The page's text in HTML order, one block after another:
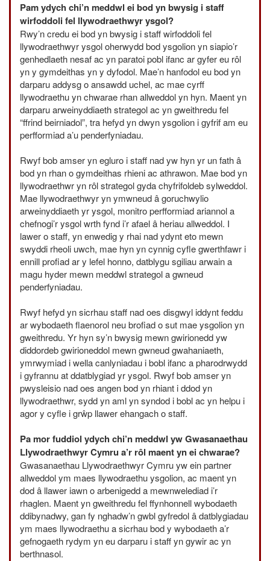
Pam ydych chi’n meddwl ei bod yn bwysig i staff
wirfoddoli fel llywodraethwyr ysgol?
Rwy’n credu ei bod yn bwysig i staff wirfoddoli fel
llywodraethwyr ysgol oherwydd bod ysgolion yn siapio’r
genhedlaeth nesaf ac yn paratoi pobl ifanc ar gyfer eu rôl
yn y gymdeithas yn y dyfodol. Mae’n hanfodol eu bod yn
darparu addysg o ansawdd uchel, ac mae cyrff
llywodraethu yn chwarae rhan allweddol yn hyn. Maent yn
darparu arweinyddiaeth strategol ac yn gweithredu fel
“ffrind beirniadol”, tra hefyd yn dwyn ysgolion i gyfrif am eu
perfformiad a’u penderfyniadau.
Rwyf bob amser yn egluro i staff nad yw hyn yr un fath â
bod yn rhan o gymdeithas rhieni ac athrawon. Mae bod yn
llywodraethwr yn rôl strategol gyda chyfrifoldeb sylweddol.
Mae llywodraethwyr yn ymwneud â goruchwylio
arweinyddiaeth yr ysgol, monitro perfformiad ariannol a
chefnogi’r ysgol wrth fynd i’r afael â heriau allweddol. I
lawer o staff, yn enwedig y rhai nad ydynt eto mewn
swyddi rheoli uwch, mae hyn yn cynnig cyfle gwerthfawr i
ennill profiad ar y lefel honno, datblygu sgiliau arwain a
magu hyder mewn meddwl strategol a gwneud
penderfyniadau.
Rwyf hefyd yn sicrhau staff nad oes disgwyl iddynt feddu
ar wybodaeth flaenorol neu brofiad o sut mae ysgolion yn
gweithredu. Yr hyn sy’n bwysig mewn gwirionedd yw
diddordeb gwirioneddol mewn gwneud gwahaniaeth,
ymrwymiad i wella canlyniadau i bobl ifanc a pharodrwydd
i gyfrannu at ddatblygiad yr ysgol. Rwyf bob amser yn
pwysleisio nad oes angen bod yn rhiant i ddod yn
llywodraethwr, sydd yn aml yn syndod i bobl ac yn helpu i
agor y cyfle i grŵp llawer ehangach o staff.
Pa mor fuddiol ydych chi’n meddwl yw Gwasanaethau
Llywodraethwyr Cymru a’r rôl maent yn ei chwarae?
Gwasanaethau Llywodraethwyr Cymru yw ein partner
allweddol ym maes llywodraethu ysgolion, ac maent yn
dod â llawer iawn o arbenigedd a mewnwelediad i’r
rhaglen. Maent yn gweithredu fel ffynhonnell wybodaeth
ddibynadwy, gan fy nghadw’n gwbl gyfredol â datblygiadau
ym maes llywodraethu a sicrhau bod y wybodaeth a’r
gefnogaeth rydym yn eu darparu i staff yn gywir ac yn
berthnasol.